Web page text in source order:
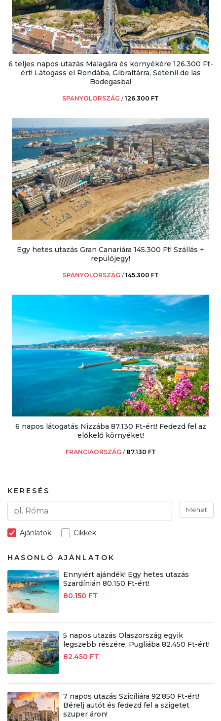
6 teljes napos utazás Malagára és környékére 126.300 Ft-
ért! Látogass el Rondába, Gibraltárra, Setenil de las
Bodegasba!
SPANYOLORSZÁG /126.300 FT
Egy hetes utazás Gran Canariára 145.300 Ft! Szállás +
repülőjegy!
SPANYOLORSZÁG /145.300 FT
6 napos látogatás Nizzába 87.130 Ft-ért! Fedezd fel az
előkelő környéket!
FRANCIAORSZÁG / 87.130 FT
KERESÉS
Mehet
Ajánlatok Cikkek
HASONLÓ AJÁNLATOK
Ennyiért ajándék! Egy hetes utazás
Szardínián 80.150 Ft-ért!
80.150 FT
5 napos utazás Olaszország egyik
legszebb részére, Pugliába 82.450 Ft-ért!
82.450 FT
7 napos utazás Szicíliára 92.850 Ft-ért!
Bérelj autót és fedezd fel a szigetet
szuper áron!